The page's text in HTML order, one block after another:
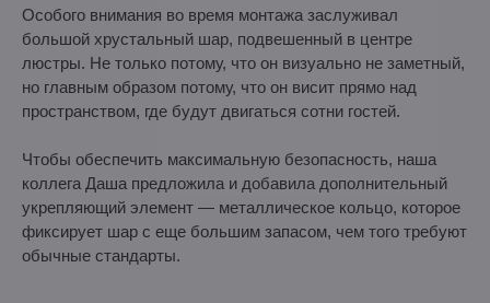
Особого внимания во время монтажа заслуживал
большой хрустальный шар, подвешенный в центре
люстры. Не только потому, что он визуально не заметный,
но главным образом потому, что он висит прямо над
пространством, где будут двигаться сотни гостей.
Чтобы обеспечить максимальную безопасность, наша
коллега Даша предложила и добавила дополнительный
укрепляющий элемент — металлическое кольцо, которое
фиксирует шар с еще большим запасом, чем того требуют
обычные стандарты.